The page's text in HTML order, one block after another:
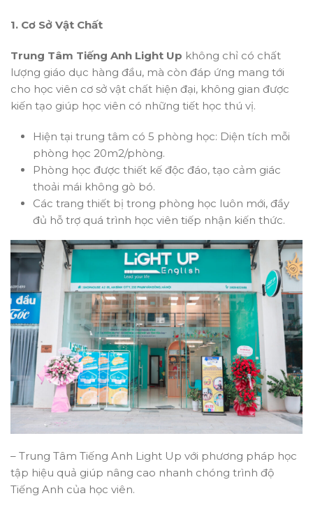
1. Cơ Sở Vật Chất
Trung Tâm Tiếng Anh Light Up không chỉ có chất
lượng giáo dục hàng đầu, mà còn đáp ứng mang tới
cho học viên cơ sở vật chất hiện đại, không gian được
kiến tạo giúp học viên có những tiết học thú vị.
Hiện tại trung tâm có 5 phòng học: Diện tích mỗi
phòng học 20m2/phòng.
Phòng học được thiết kế độc đáo, tạo cảm giác
thoải mái không gò bó.
Các trang thiết bị trong phòng học luôn mới, đầy
đủ hỗ trợ quá trình học viên tiếp nhận kiến thức.
– Trung Tâm Tiếng Anh Light Up với phương pháp học
tập hiệu quả giúp nâng cao nhanh chóng trình độ
Tiếng Anh của học viên.